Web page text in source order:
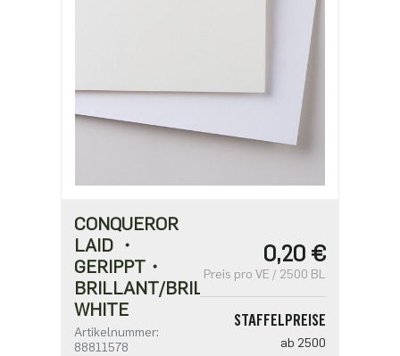
CONQUEROR
LAID ・
GERIPPT・
BRILLANT/BRILLIANT
WHITE
Artikelnummer:
88811578
0,20 €
Preis pro VE / 2500 BL
STAFFELPREISE
ab 2500